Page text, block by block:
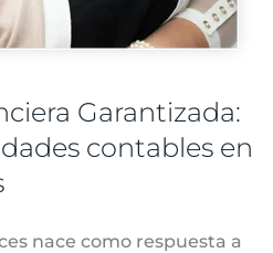
Garantizada:
contables en
nace como respuesta a